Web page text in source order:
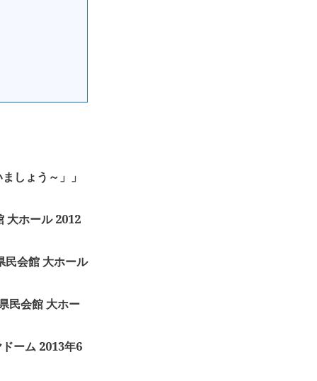
しょう～」」
ホール 2012
会館 大ホール
会館 大ホー
ーム 2013年6